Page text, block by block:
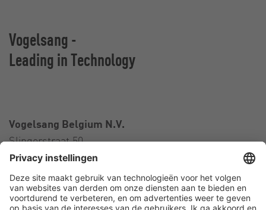
Vogelsang -
Leading in Technology
Vogelsang Belgium N.V.
Slingerstraat 50
8820 Torhout
België
Contact